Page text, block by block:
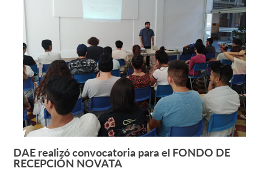
Leer más +
DAE realizó convocatoria para el FONDO DE
RECEPCIÓN NOVATA